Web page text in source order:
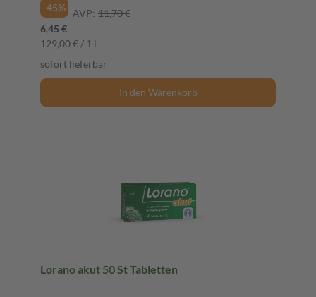
-45%
AVP: 11,70 €
6,45 €
129,00 € / 1 l
sofort lieferbar
In den Warenkorb
Lorano akut 50 St Tabletten